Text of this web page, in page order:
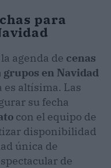
para
agenda de cenas
grupos en Navidad
es altísima. Las
su fecha
con el equipo de
disponibilidad
única de
de